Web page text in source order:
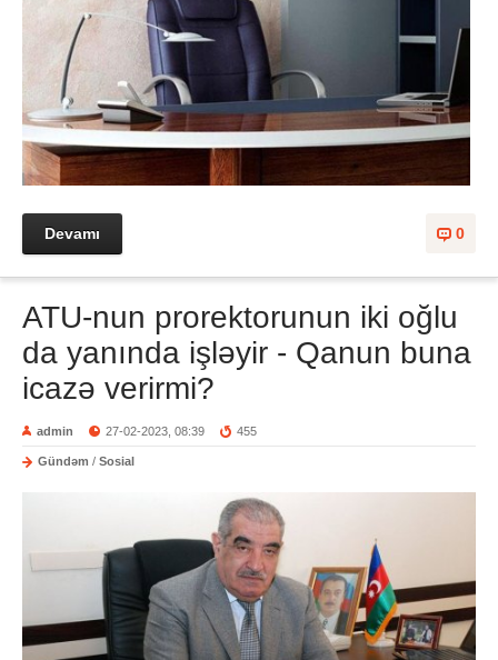
0
Devamı
ATU-nun prorektorunun iki oğlu
da yanında işləyir - Qanun buna
icazə verirmi?
admin 27-02-2023, 08:39 455
Gündəm / Sosial